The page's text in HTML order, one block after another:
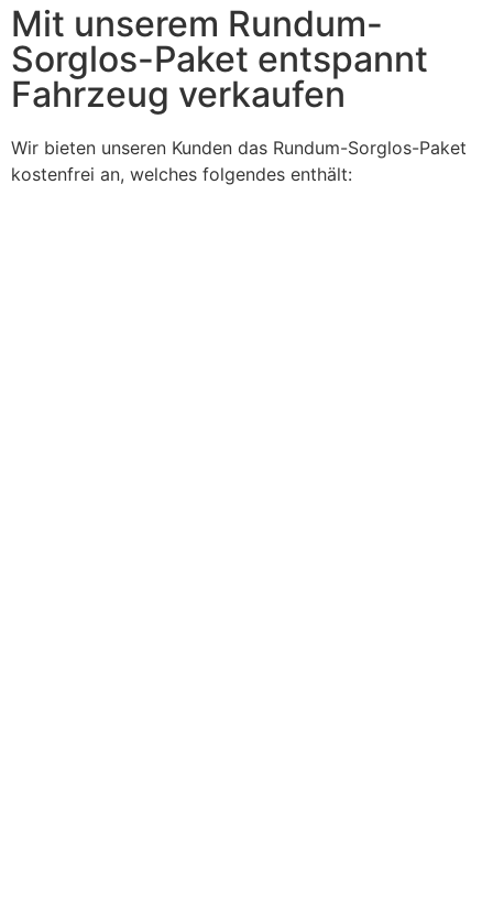
Mit unserem Rundum-
Sorglos-Paket entspannt
Fahrzeug verkaufen
Wir bieten unseren Kunden das Rundum-Sorglos-Paket
kostenfrei an, welches folgendes enthält: